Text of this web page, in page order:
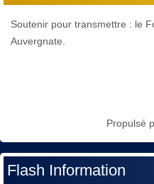
Soutenir pour transmettre : le
Auvergnate.
Propulsé
Flash Information